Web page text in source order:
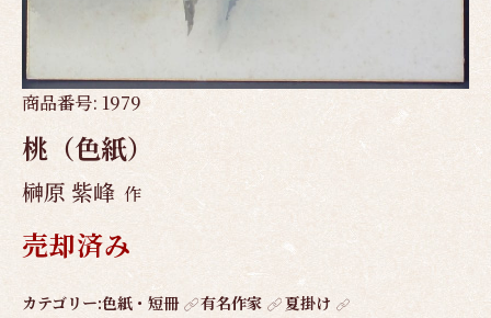
商品番号: 1979
桃（色紙）
榊原 紫峰 作
売却済み
作
カテゴリー:色紙・短冊 有名作家 夏掛け